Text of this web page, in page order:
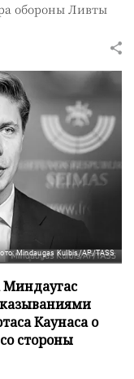
обороны Ливты
Mindaugas Kulbis/AP/TASS
Миндаугас
Каунаса о
стороны